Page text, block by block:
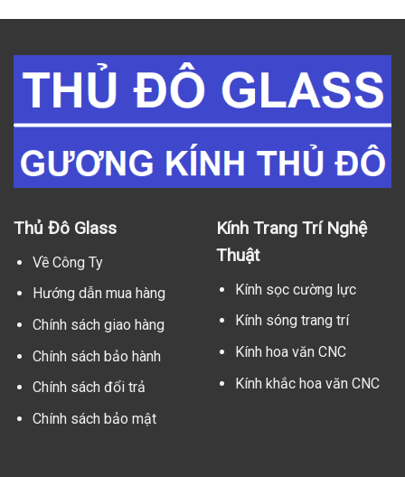
Thủ Đô Glass
Về Công Ty
Hướng dẫn mua hàng
Chính sách giao hàng
Chính sách bảo hành
Chính sách đổi trả
Chính sách bảo mật
Kính Trang Trí Nghệ
Thuật
Kính sọc cường lực
Kính sóng trang trí
Kính hoa văn CNC
Kính khắc hoa văn CNC